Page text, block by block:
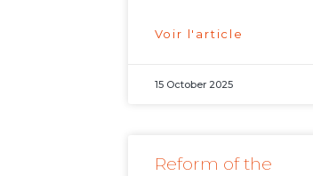
Voir l'article
15 October 2025
Reform of the